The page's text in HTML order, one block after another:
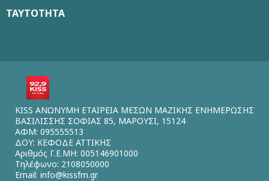
ΤΑΥΤΟΤΗΤΑ
KISS ΑΝΩΝΥΜΗ ΕΤΑΙΡΕΙΑ ΜΕΣΩΝ ΜΑΖΙΚΗΣ ΕΝΗΜΕΡΩΣΗΣ
ΒΑΣΙΛΙΣΣΗΣ ΣΟΦΙΑΣ 85, ΜΑΡΟΥΣΙ, 15124
ΑΦΜ: 095555513
ΔΟΥ: ΚΕΦΟΔΕ ΑΤΤΙΚΗΣ
Αριθμός Γ.Ε.ΜΗ: 005146901000
Τηλέφωνο: 2108050000
Email: info@kissfm.gr